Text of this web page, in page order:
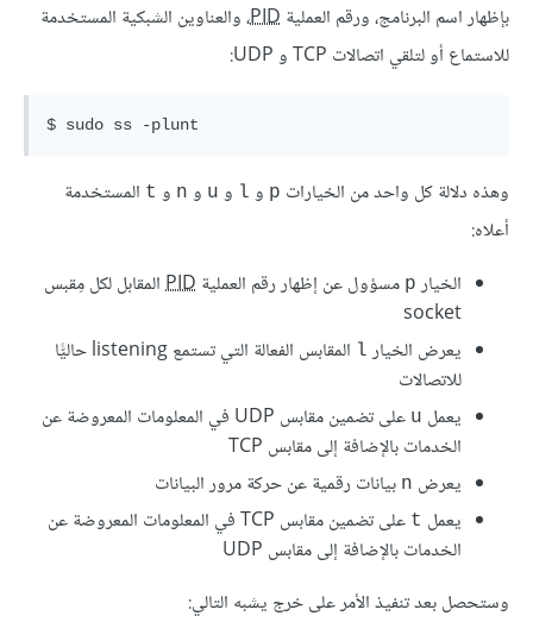
بإظهار اسم البرنامج، ورقم العملية PID، والعناوين الشبكية المستخدمة
للاستماع أو لتلقي اتصالات TCP و UDP:
وهذه دلالة كل واحد من الخيارات p و l و u و n و t المستخدمة
أعلاه:
الخيار p مسؤول عن إظهار رقم العملية PIDالمقابل لكل مِقبس
socket
يعرض الخيار l
المقابس الفعالة التي تستمع listening حاليًّا
للاتصالات
يعمل u
على تضمين مقابس UDP في المعلومات المعروضة عن
الخدمات بالإضافة إلى مقابس TCP
يعرض n بيانات رقمية عن حركة مرور البيانات
يعمل t
على تضمين مقابس TCP في المعلومات المعروضة عن
الخدمات بالإضافة إلى مقابس UDP
وستحصل بعد تنفيذ الأمر على خرج يشبه التالي: